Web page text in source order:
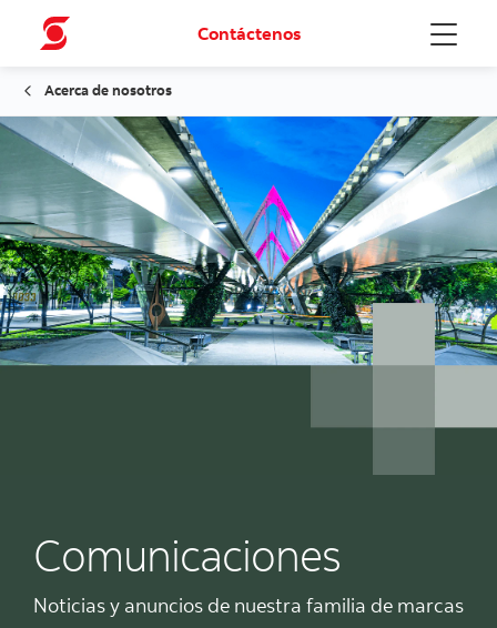
Menu
Contáctenos
Acerca de nosotros
Comunicaciones
Noticias y anuncios de nuestra familia de marcas